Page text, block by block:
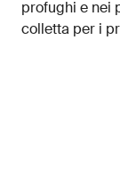
profughi e nei
colletta per i